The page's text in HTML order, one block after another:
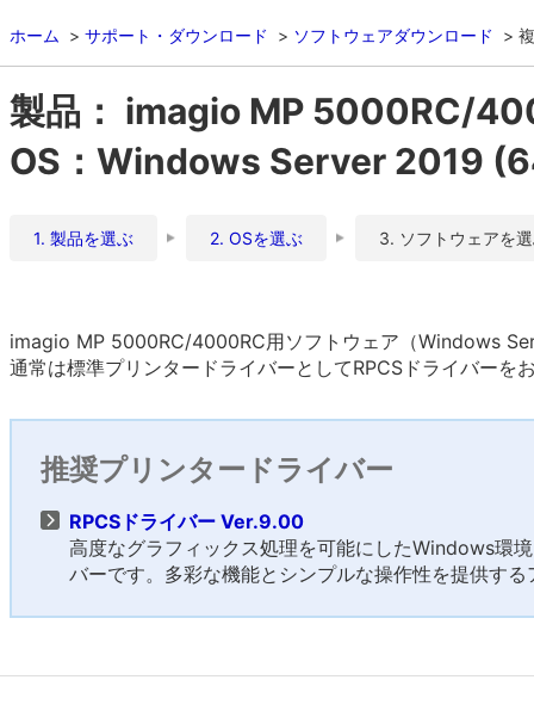
ホーム サポート・ダウンロード ソフトウェアダウンロード
製品： imagio MP 5000RC/
OS：Windows Server 2019
1. 製品を選ぶ 2. OSを選ぶ 3. ソフトウェアを
imagio MP 5000RC/4000RC用ソフトウェア（Windows
通常は標準プリンタードライバーとしてRPCSドライバーを
推奨プリンタードライバー
RPCSドライバー Ver.9.00
高度なグラフィックス処理を可能にしたWindows環
バーです。多彩な機能とシンプルな操作性を提供す